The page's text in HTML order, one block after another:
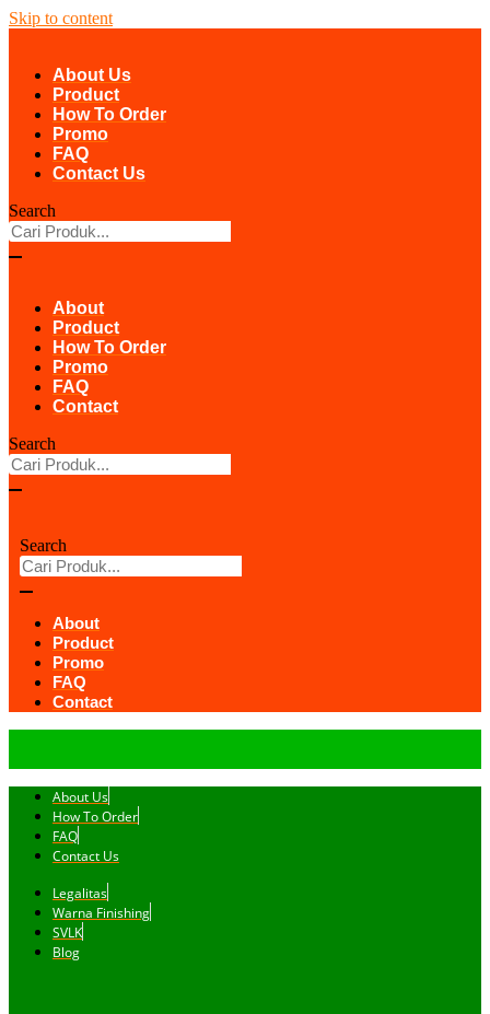
Skip to content
About Us
Product
How To Order
Promo
FAQ
Contact Us
Search
About
Product
How To Order
Promo
FAQ
Contact
Search
Search
About
Product
Promo
FAQ
Contact
About Us
How To Order
FAQ
Contact Us
Legalitas
Warna Finishing
SVLK
Blog